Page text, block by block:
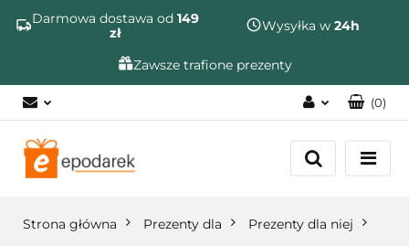
Darmowa dostawa od 149
zł
Wysyłka w 24h
Zawsze trafione prezenty
Szukaj
Zaloguj się
Zarejestruj się
Zgody cookies
(0)
Strona główna Prezenty dla Prezenty dla niej